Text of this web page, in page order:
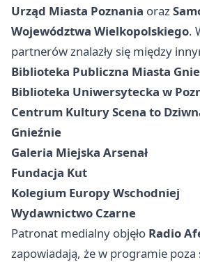
Urząd Miasta Poznania oraz
Województwa Wielkopolskiego.
partnerów znalazły się między
Biblioteka Publiczna Miasta
Biblioteka Uniwersytecka w
Centrum Kultury Scena to
Gnieźnie
Galeria Miejska Arsenał
Fundacja Kut
Kolegium Europy Wschodniej
Wydawnictwo Czarne
Patronat medialny objęło Radio
zapowiadają, że w programie